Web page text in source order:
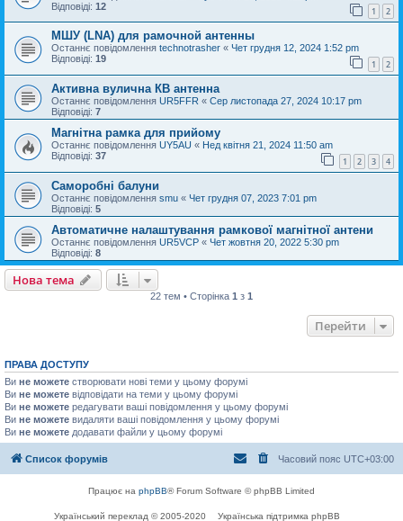
Відповіді: 12 1 2
МШУ (LNA) для рамочной антенны
Останнє повідомлення technotrasher « Чет грудня 12, 2024 1:52 pm
Відповіді: 19 1 2
Активна вулична КВ антенна
Останнє повідомлення UR5FFR « Сер листопада 27, 2024 10:17 pm
Відповіді: 7
Магнітна рамка для прийому
Останнє повідомлення UY5AU « Нед квітня 21, 2024 11:50 am
Відповіді: 37 1 2 3 4
Саморобні балуни
Останнє повідомлення smu « Чет грудня 07, 2023 7:01 pm
Відповіді: 5
Автоматичне налаштування рамкової магнітної антени
Останнє повідомлення UR5VCP « Чет жовтня 20, 2022 5:30 pm
Відповіді: 8
Нова тема
22 тем • Сторінка 1 з 1
Перейти
ПРАВА ДОСТУПУ
Ви не можете створювати нові теми у цьому форумі
Ви не можете відповідати на теми у цьому форумі
Ви не можете редагувати ваші повідомлення у цьому форумі
Ви не можете видаляти ваші повідомлення у цьому форумі
Ви не можете додавати файли у цьому форумі
Список форумів Часовий пояс UTC+03:00
Працює на phpBB® Forum Software © phpBB Limited
Український переклад © 2005-2020 Українська підтримка phpBB